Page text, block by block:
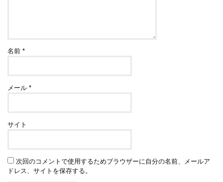
名前*
メール*
サイト
次回のコメントで使用するためブラウザーに自分の名前、メールア
ドレス、サイトを保存する。